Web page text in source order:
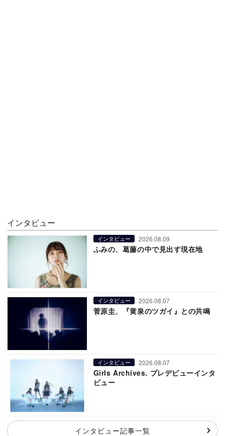
インタビュー
インタビュー 2026.08.09
ふみの、葛藤の中で見出す現在地
インタビュー 2026.08.07
菅原圭、『黄泉のツガイ』との共鳴
インタビュー 2026.08.07
Girls Archives. プレデビューインタ
ビュー
インタビュー記事一覧